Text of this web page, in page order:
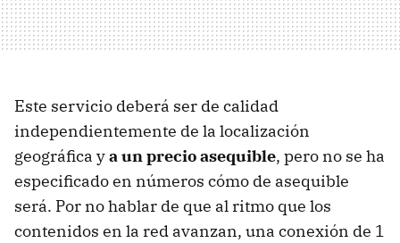
Este servicio deberá ser de calidad
independientemente de la localización
geográfica ya un precio asequible, pero no se ha
especificado en números cómo de asequible
será. Por no hablar de que al ritmo que los
contenidos en la red avanzan, una conexión de 1